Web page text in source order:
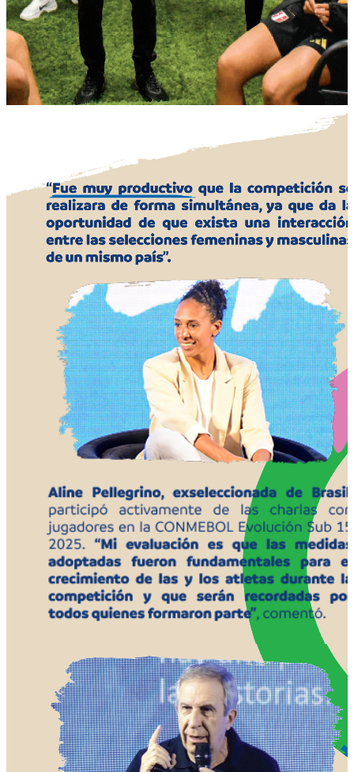
El equipo de psicólogos que guió la actividad:
SE TRABAJÓ EN TEMAS CLAVES
LAS DINÁMICAS
al terminar el partido, los
jugadores debían identificarse con
emociones. Las palabras eran confianza,
miedo, frustración, alegría, enojo, entre otras.
Cultura:un referente de cada selección debía
hablar sobre algún símbolo de su cultura.
¿Qué es la pelota?Los y las futbolistas debían
tomar el balón y decir lo que significa para
ellos.
Interacción:Los futbolistas dialogaron con
sus rivales para valorar lo positivo en el otro.